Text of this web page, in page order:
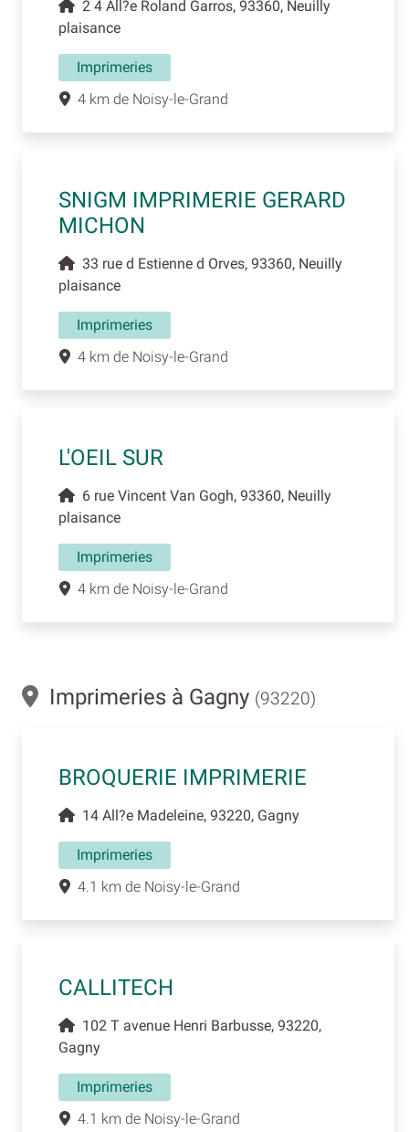
2 4 All?e Roland Garros, 93360, Neuilly
plaisance
Imprimeries
4 km de Noisy-le-Grand
SNIGM IMPRIMERIE GERARD
MICHON
33 rue d Estienne d Orves, 93360, Neuilly
plaisance
Imprimeries
4 km de Noisy-le-Grand
L'OEIL SUR
6 rue Vincent Van Gogh, 93360, Neuilly
plaisance
Imprimeries
4 km de Noisy-le-Grand
Imprimeries à Gagny (93220)
BROQUERIE IMPRIMERIE
14 All?e Madeleine, 93220, Gagny
Imprimeries
4.1 km de Noisy-le-Grand
CALLITECH
102 T avenue Henri Barbusse, 93220,
Gagny
Imprimeries
4.1 km de Noisy-le-Grand